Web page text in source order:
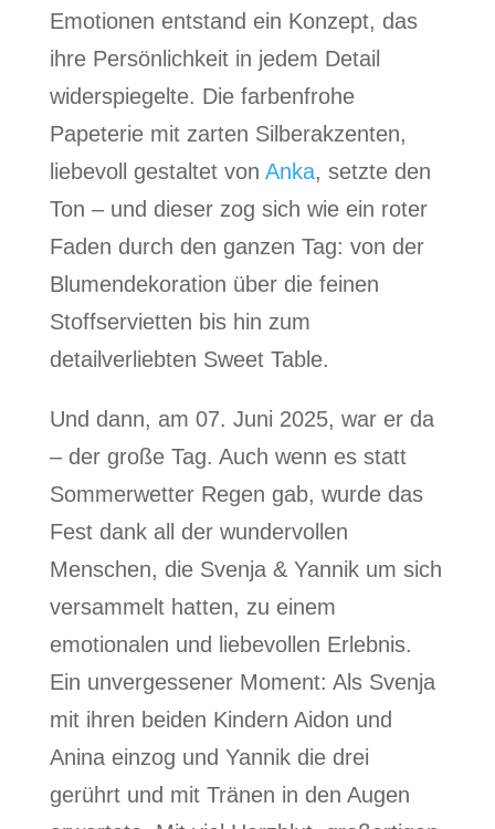
Emotionen entstand ein Konzept, das
ihre Persönlichkeit in jedem Detail
widerspiegelte. Die farbenfrohe
Papeterie mit zarten Silberakzenten,
liebevoll gestaltet von Anka, setzte den
Ton – und dieser zog sich wie ein roter
Faden durch den ganzen Tag: von der
Blumendekoration über die feinen
Stoffservietten bis hin zum
detailverliebten Sweet Table.
Und dann, am 07. Juni 2025, war er da
– der große Tag. Auch wenn es statt
Sommerwetter Regen gab, wurde das
Fest dank all der wundervollen
Menschen, die Svenja & Yannik um sich
versammelt hatten, zu einem
emotionalen und liebevollen Erlebnis.
Ein unvergessener Moment: Als Svenja
mit ihren beiden Kindern Aidon und
Anina einzog und Yannik die drei
gerührt und mit Tränen in den Augen